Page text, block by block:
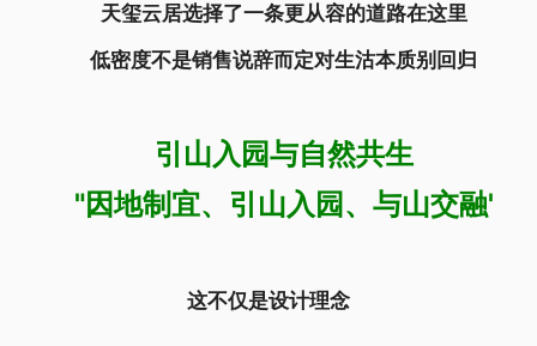
天玺云居选择了一条更从容的道路在这里
低密度不是销售说辞而定对生沽本质别回归
引山入园与自然共生
"因地制宜、引山入园、与山交融'
这不仅是设计理念